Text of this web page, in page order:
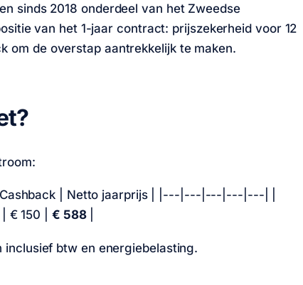
sinds 2018 onderdeel van het Zweedse
van het 1-jaar contract: prijszekerheid voor 12
om de overstap aantrekkelijk te maken.
:
Cashback | Netto jaarprijs | |---|---|---|---|---| |
€ 150 € 588|
inclusief btw en energiebelasting.